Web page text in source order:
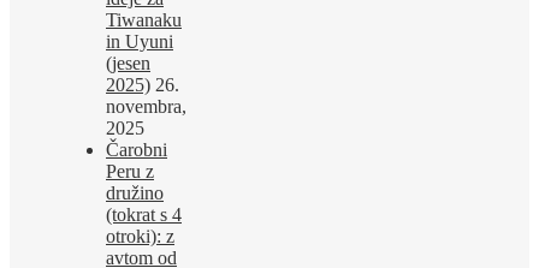
Tiwanaku
in Uyuni
(jesen
2025) 26.
novembra,
2025
Čarobni
Peru z
družino
(tokrat s 4
otroki): z
avtom od